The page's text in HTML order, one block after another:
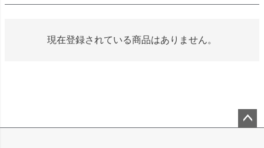
現在登録されている商品はありません。